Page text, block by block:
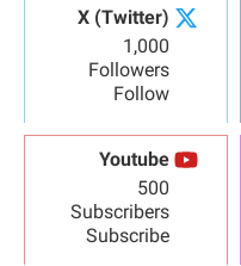
X (Twitter)
1,000
Followers
Follow
Youtube
500
Subscribers
Subscribe